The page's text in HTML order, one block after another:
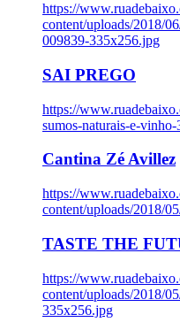
https://
content/uploads/2018/
009839-335x256.jpg
SAI PREGO
https://
sumos-naturais-e-
Cantina Zé Avillez
https://
content/uploads/2018/
TASTE THE
https://
content/uploads/2018/
335x256.jpg